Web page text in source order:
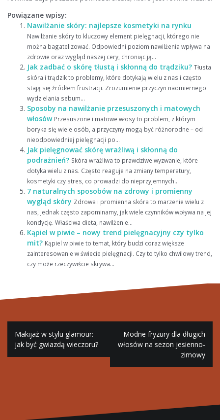
Powiązane wpisy:
Nawilżanie skóry: najlepsze kosmetyki na rynku
Nawilżanie skóry to kluczowy element pielęgnacji, którego nie
można bagatelizować. Odpowiedni poziom nawilżenia wpływa na
zdrowie oraz wygląd naszej cery, chroniąc ją...
Jak zadbać o skórę tłustą i skłonną do trądziku? Tłusta
skóra i trądzik to problemy, które dotykają wielu z nas i często
stają się źródłem frustracji. Zrozumienie przyczyn nadmiernego
wydzielania sebum...
Sposoby na nawilżanie przesuszonych i matowych
włosów Przesuszone i matowe włosy to problem, z którym
boryka się wiele osób, a przyczyny mogą być różnorodne – od
nieodpowiedniej pielęgnacji po...
Jak pielęgnować skórę wrażliwą i skłonną do
podrażnień? Skóra wrażliwa to prawdziwe wyzwanie, które
dotyka wielu z nas. Często reaguje na zmiany temperatury,
kosmetyki czy stres, co prowadzi do nieprzyjemnych...
7 naturalnych sposobów na zdrowy i promienny
wygląd skóry Zdrowa i promienna skóra to marzenie wielu z
nas, jednak często zapominamy, jak wiele czynników wpływa na jej
kondycję. Właściwa dieta, nawilżenie...
Kąpiel w piwie – nowy trend pielęgnacyjny czy tylko
mit? Kąpiel w piwie to temat, który budzi coraz większe
zainteresowanie w świecie pielęgnacji. Czy to tylko chwilowy trend,
czy może rzeczywiście skrywa...
Nawigacja
wpisu
Makijaż w stylu glamour:
jak być gwiazdą wieczoru?
Modne fryzury dla długich
włosów na sezon jesienno-
zimowy